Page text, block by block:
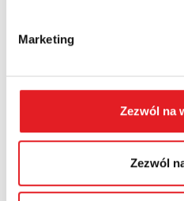
Marketing
Zezwól na
Zezwól
Wyrażam zgodę na
temat przetwarzania
prywatności.*